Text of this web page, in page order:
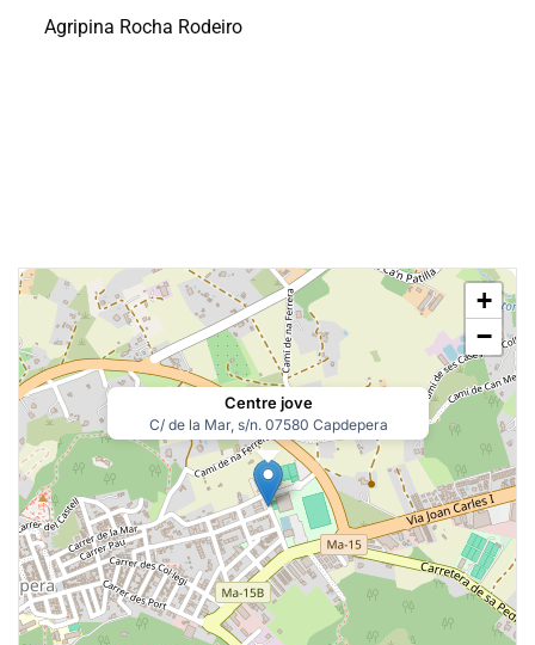
Agripina Rocha Rodeiro
Centre jove
C/ de la Mar, s/n. 07580 Capdepera
+
−